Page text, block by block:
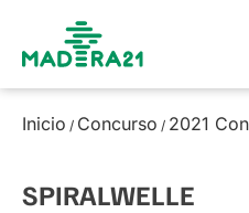
Inicio / Concurso / 2021
SPIRALWELLE